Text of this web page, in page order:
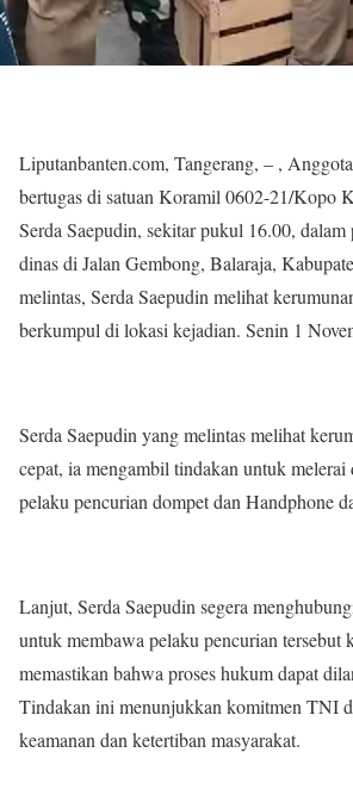
Liputanbanten.com, Tangerang, – ,
bertugas di satuan Koramil 0602-21/Kopo
Serda Saepudin, sekitar pukul 16.00, dalam
dinas di Jalan Gembong, Balaraja,
melintas, Serda Saepudin melihat
berkumpul di lokasi kejadian. Senin 1
Serda Saepudin yang melintas melihat
cepat, ia mengambil tindakan untuk melerai
pelaku pencurian dompet dan Handphone
Lanjut, Serda Saepudin segera
untuk membawa pelaku pencurian tersebut
memastikan bahwa proses hukum dapat
Tindakan ini menunjukkan komitmen TNI
keamanan dan ketertiban masyarakat.